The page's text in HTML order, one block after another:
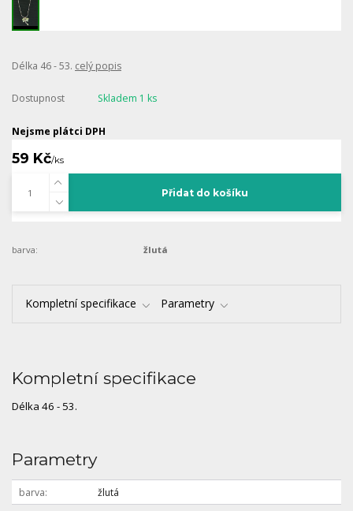
Délka 46 - 53. celý popis
Dostupnost Skladem 1 ks
Nejsme plátci DPH
59 Kč/ks
Přidat do košíku
barva: žlutá
Kompletní specifikace Parametry
Kompletní specifikace
Délka 46 - 53.
Parametry
barva žlutá